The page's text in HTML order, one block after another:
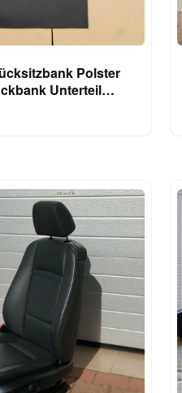
Polster
Unterteil
8099839